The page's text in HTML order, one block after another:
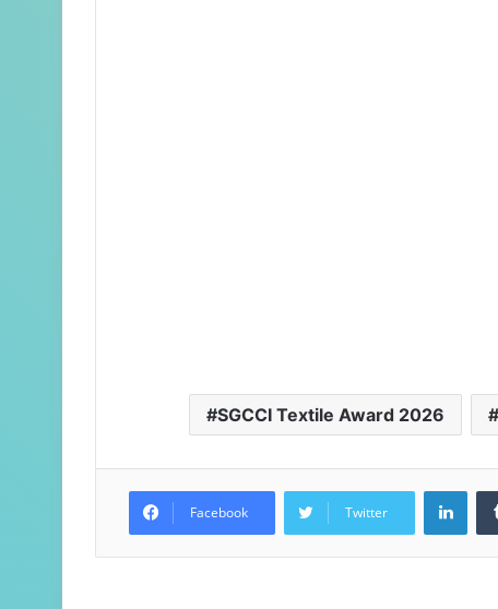
SGCCI Textile Award 2026
Facebook Twitter